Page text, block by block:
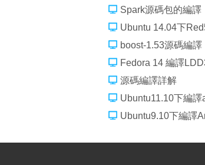
Spark源碼包的編譯
Ubuntu 14.04下
boost-1.53源碼編譯
Fedora 14 編譯
源碼編譯詳解
Ubuntu11.10下編
Ubuntu9.10下編譯